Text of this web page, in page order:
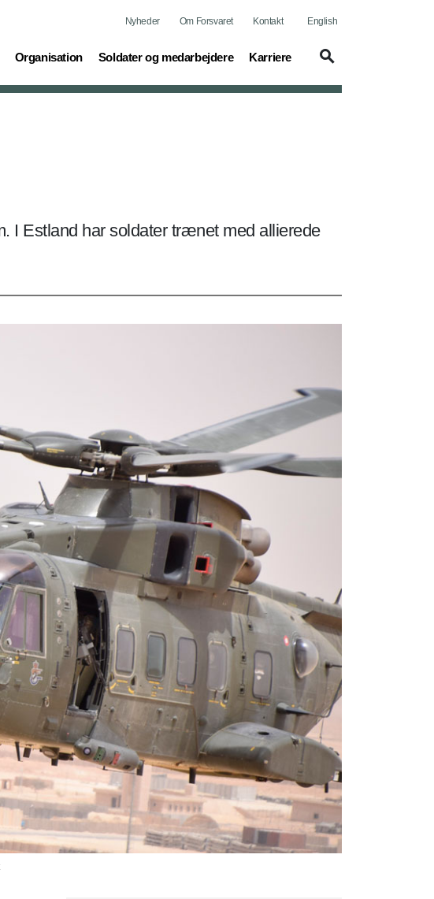
Nyheder Om Forsvaret Kontakt English
Organisation
(current) Soldater og medarbejdere
(current) Karriere
(current)
I Estland har soldater trænet med allierede